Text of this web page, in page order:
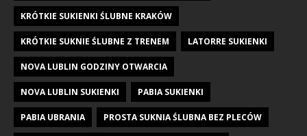
KRÓTKIE SUKIENKI ŚLUBNE KRAKÓW
KRÓTKIE SUKNIE ŚLUBNE Z TRENEM LATORRE SUKIENKI
NOVA LUBLIN GODZINY OTWARCIA
NOVA LUBLIN SUKIENKI PABIA SUKIENKI
PABIA UBRANIA PROSTA SUKNIA ŚLUBNA BEZ PLECÓW